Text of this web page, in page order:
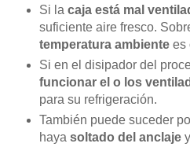
Si la caja está mal
suficiente aire fresco.
temperatura ambientees
Si en el disipador del
funcionar el o los
para su refrigeración.
También puede suceder
haya soltado del anclajey